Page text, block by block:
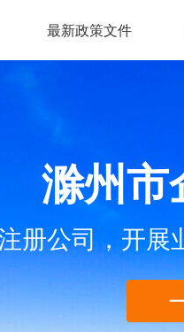
最新政策文件
滁州市
册公司，开展